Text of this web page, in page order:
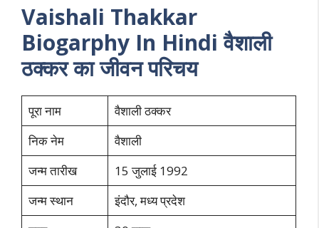
Vaishali Thakkar
Biogarphy In Hindi वैशाली
ठक्कर का जीवन परिचय
पूरा नाम
वैशाली ठक्कर
निक नेम
वैशाली
जन्म तारीख
15 जुलाई 1992
जन्म स्थान
इंदौर, मध्य प्रदेश